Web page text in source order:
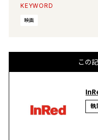
KEYWORD
映画
この
執